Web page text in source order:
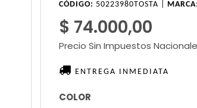
CÓDIGO: 50223980TOSTA | MARCA:
$ 74.000,00
Precio Sin Impuestos
ENTREGA INMEDIATA
COLOR